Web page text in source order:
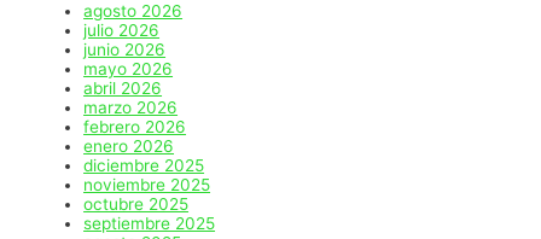
agosto 2026
julio 2026
junio 2026
mayo 2026
abril 2026
marzo 2026
febrero 2026
enero 2026
diciembre 2025
noviembre 2025
octubre 2025
septiembre 2025